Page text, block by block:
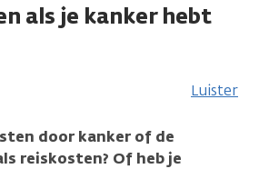
als je kanker hebt
Luister
door kanker of de
reiskosten? Of heb je